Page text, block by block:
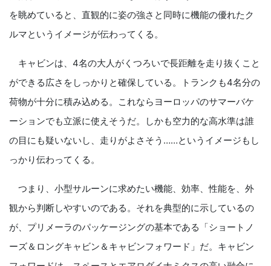
を眺めていると、直観的に姿の強さと同時に機能の優れたク
ルマというイメージが伝わってくる。
キャビンは、4名の大人がくつろいで長距離を走り抜くこと
ができる広さをしっかりと確保している。トランクも4名分の
荷物が十分に積み込める。これならヨーロッパのサマーバケ
ーションでも立派に使えそうだ。しかも空力的な高水準は誰
の目にも疑いないし、走りがよさそう……というイメージもし
っかり伝わってくる。
つまり、小型サルーンに求めたい機能、効率、性能を、外
観から判断しやすいのである。それを典型的に示しているの
が、プリメーラのパッケージングの基本である「ショートノ
ーズ＆ロングキャビン＆キャビンフォワード」だ。キャビン